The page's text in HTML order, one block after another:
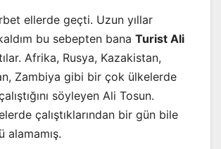
ellerde geçti. Uzun yıllar
bu sebepten bana Turist Ali
Afrika, Rusya, Kazakistan,
Zambiya gibi bir çok ülkelerde
söyleyen Ali Tosun.
çalıştıklarından bir gün bile
alamamış.